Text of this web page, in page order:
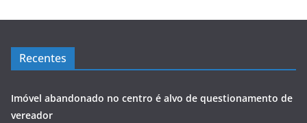
Recentes
Imóvel abandonado no centro é alvo de questionamento de
vereador